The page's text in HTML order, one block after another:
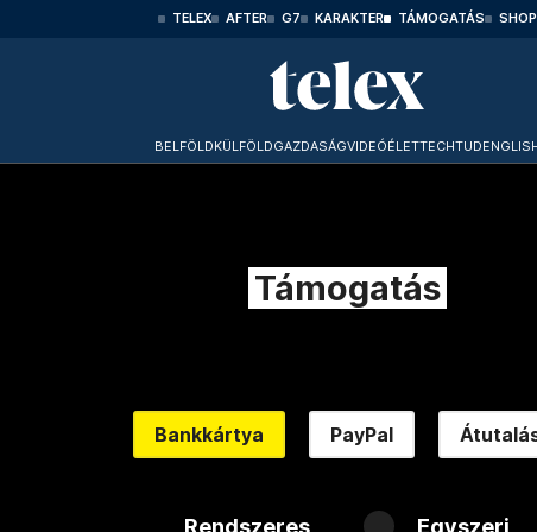
TELEX AFTER G7 KARAKTER TÁMOGATÁS SHOP
BELFÖLDKÜLFÖLDGAZDASÁGVIDEÓÉLETTECHTUD
Támogatás
Bankkártya PayPal
Rendszeres Egyszeri